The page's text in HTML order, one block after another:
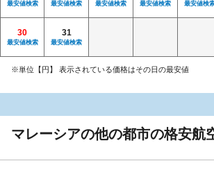
最安値検索 最安値検索 最安値検索 最安値検索 最安値検
30
最安値検索
31
最安値検索
※単位【円】 表示されている価格はその日の最安値
マレーシアの他の都市の格安航